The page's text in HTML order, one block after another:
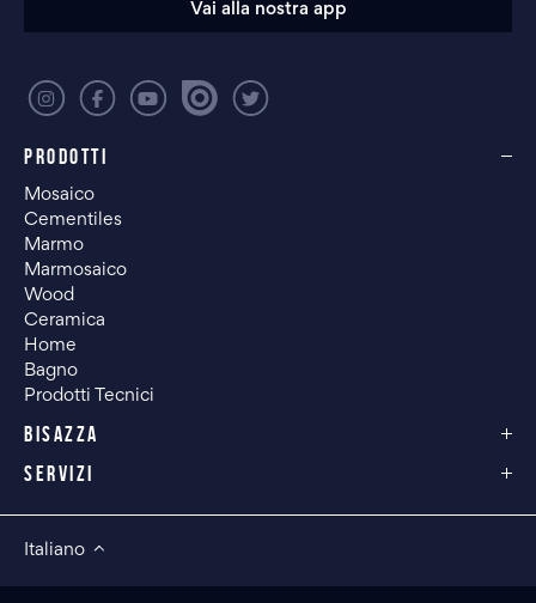
PRODOTTI
Mosaico
Cementiles
Marmo
Marmosaico
Wood
Ceramica
Home
Bagno
Prodotti Tecnici
BISAZZA
SERVIZI
Vai alla nostra app
Italiano